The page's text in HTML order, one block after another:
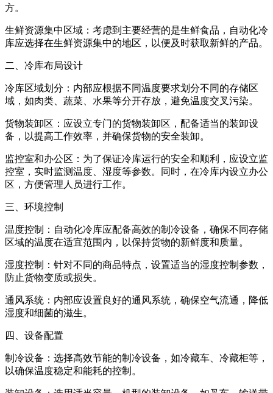
方。
生鲜资源集中区域：考虑到主要经营的是生鲜食品，自动化冷
库应选择在生鲜资源集中的地区，以便及时获取新鲜的产品。
二、冷库布局设计
冷库区域划分：内部应根据不同温度要求划分不同的存储区
域，如肉类、蔬菜、水果等分开存放，避免温度交叉污染。
货物装卸区：应设立专门的货物装卸区，配备适当的装卸设
备，以提高工作效率，并确保货物的安全装卸。
监控室和办公区：为了保证冷库运行的安全和顺利，应设立监
控室，实时监测温度、湿度等参数。同时，在冷库内设立办公
区，方便管理人员进行工作。
三、环境控制
温度控制：自动化冷库应配备高效的制冷设备，确保不同存储
区域的温度在适宜范围内，以保持货物的新鲜度和质量。
湿度控制：针对不同的商品特点，设置适当的湿度控制参数，
防止货物变质或损失。
通风系统：内部应设置良好的通风系统，确保空气流通，降低
湿度和细菌的滋生。
四、设备配置
制冷设备：选择高效节能的制冷设备，如冷藏车、冷藏柜等，
以确保温度稳定和能耗的控制。